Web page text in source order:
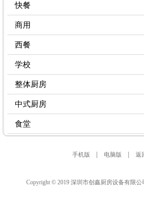
快餐
商用
西餐
学校
整体厨房
中式厨房
食堂
手机版 | 电脑版 | 返
Copyright © 2019 深圳市创鑫厨房设备有限公